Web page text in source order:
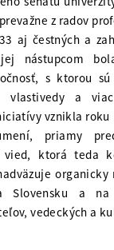
z radov
aj čestných a
nástupcom
s ktorou
vlastivedy a
vznikla roku
priamy
vied, ktorá teda
Slovensku a na
vedeckých a